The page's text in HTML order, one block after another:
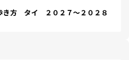
き方 タイ ２０２７～２０２８